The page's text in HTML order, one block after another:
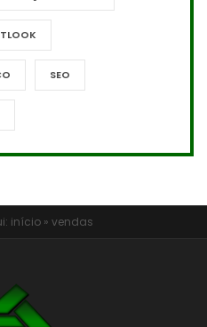
SEO
início» vendas